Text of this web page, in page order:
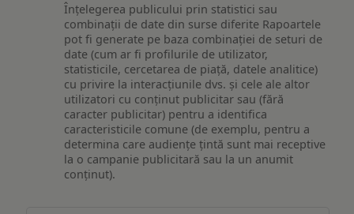
Înțelegerea publicului prin statistici sau
combinații de date din surse diferite Rapoartele
pot fi generate pe baza combinației de seturi de
date (cum ar fi profilurile de utilizator,
statisticile, cercetarea de piață, datele analitice)
cu privire la interacțiunile dvs. și cele ale altor
utilizatori cu conținut publicitar sau (fără
caracter publicitar) pentru a identifica
caracteristicile comune (de exemplu, pentru a
determina care audiențe țintă sunt mai receptive
la o campanie publicitară sau la un anumit
conținut).